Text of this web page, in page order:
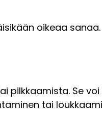
oikeaa
pilkkaamista. Se
tai